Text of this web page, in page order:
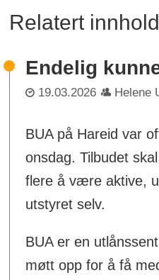
Relatert innhold
Endelig
19.03.2026 Helene
BUA på Hareid var
onsdag. Tilbudet
flere å være aktive,
utstyret selv.
BUA er en
møtt opp for å få